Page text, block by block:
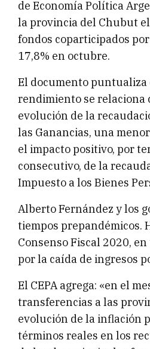
de Economía Política
la provincia del Chubut
fondos coparticipados
17,8% en octubre.
El documento puntualiza
rendimiento se relaciona
evolución de la
las Ganancias, una
el impacto positivo, por
consecutivo, de la
Impuesto a los Bienes
Alberto Fernández y los
tiempos prepandémicos.
Consenso Fiscal 2020,
por la caída de ingresos
El CEPA agrega: «en el
transferencias a las
evolución de la inflación
términos reales en los